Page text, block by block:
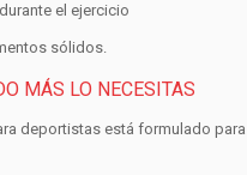
durante el ejercicio
sólidos.
MÁS LO NECESITAS
deportistasestá formulado para